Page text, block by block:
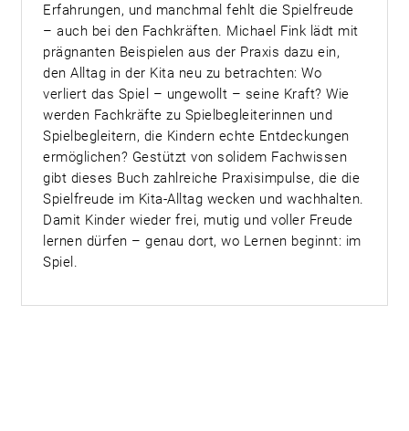
Erfahrungen, und manchmal fehlt die Spielfreude
– auch bei den Fachkräften. Michael Fink lädt mit
prägnanten Beispielen aus der Praxis dazu ein,
den Alltag in der Kita neu zu betrachten: Wo
verliert das Spiel – ungewollt – seine Kraft? Wie
werden Fachkräfte zu Spielbegleiterinnen und
Spielbegleitern, die Kindern echte Entdeckungen
ermöglichen? Gestützt von solidem Fachwissen
gibt dieses Buch zahlreiche Praxisimpulse, die die
Spielfreude im Kita-Alltag wecken und wachhalten.
Damit Kinder wieder frei, mutig und voller Freude
lernen dürfen – genau dort, wo Lernen beginnt: im
Spiel.